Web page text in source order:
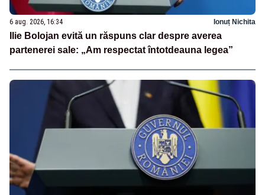
6 aug. 2026, 16:34 Ionuț Nichita
Ilie Bolojan evită un răspuns clar despre averea
partenerei sale: „Am respectat întotdeauna legea”